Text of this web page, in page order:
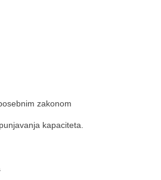
zakonom
kapaciteta.